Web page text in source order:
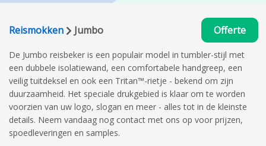
Reismokken Jumbo Offerte
De Jumbo reisbeker is een populair model in tumbler-stijl met
een dubbele isolatiewand, een comfortabele handgreep, een
veilig tuitdeksel en ook een Tritan™-rietje - bekend om zijn
duurzaamheid. Het speciale drukgebied is klaar om te worden
voorzien van uw logo, slogan en meer - alles tot in de kleinste
details. Neem vandaag nog contact met ons op voor prijzen,
spoedleveringen en samples.